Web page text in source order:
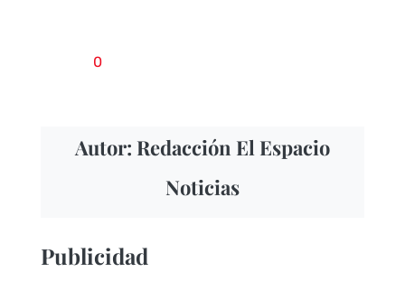
0
Autor: Redacción El Espacio
Noticias
Publicidad